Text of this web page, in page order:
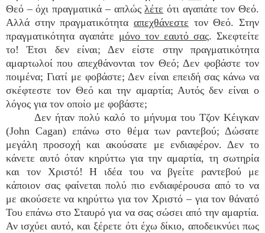
Θεό – όχι πραγματικά – απλώςλέτε ότι αγαπάτε τον Θεό.
Αλλά στην πραγματικότητα απεχθάνεστε τον Θεό. Στην
πραγματικότητα αγαπάτε μόνο τον εαυτό σας. Σκεφτείτε
το! Έτσι δεν είναι; Δεν είστε στην πραγματικότητα
αμαρτωλοί που απεχθάνονται τον Θεό; Δεν φοβάστε τον
ποιμένα; Γιατί με φοβάστε; Δεν είναι επειδή σας κάνω να
σκέφτεστε τον Θεό και την αμαρτία; Αυτός δεν είναι ο
λόγος για τον οποίο με φοβάστε;
Δεν ήταν πολύ καλό το μήνυμα του Τζον Κέιγκαν
(John Cagan) επάνω στο θέμα των ραντεβού; Δώσατε
μεγάλη προσοχή και ακούσατε με ενδιαφέρον. Δεν το
κάνετε αυτό όταν κηρύττω για την αμαρτία, τη σωτηρία
και τον Χριστό! Η ιδέα του να βγείτε ραντεβού με
κάποιον σας φαίνεται πολύ πιο ενδιαφέρουσα από το να
με ακούσετε να κηρύττω για τον Χριστό – για τον θάνατό
Του επάνω στο Σταυρό για να σας σώσει από την αμαρτία.
Αν ισχύει αυτό, και ξέρετε ότι έχω δίκιο, αποδεικνύει πως